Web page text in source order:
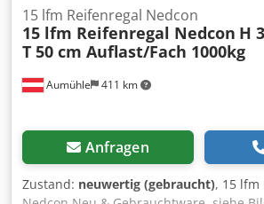
Aumühle 411 km
15 lfm Reifenregal Nedcon
15 lfm Reifenregal Nedcon H
T 50 cm Auflast/Fach 1000kg
Anfragen
Zustand: neuwertig (gebraucht), 15 lfm